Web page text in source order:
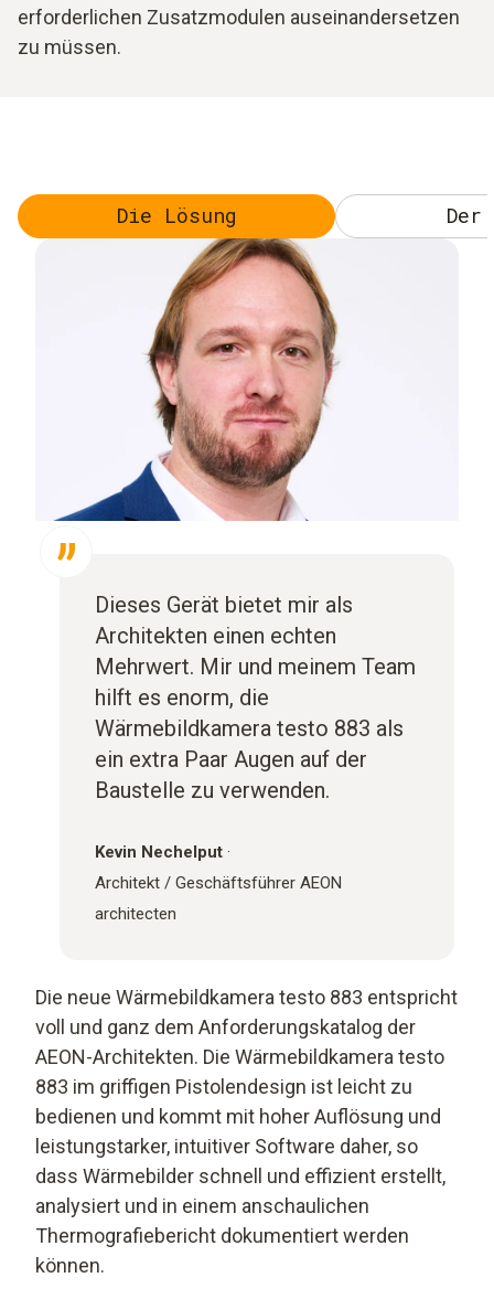
erforderlichen Zusatzmodulen auseinandersetzen
zu müssen.
Die Lösung Der
Dieses Gerät bietet mir als
Architekten einen echten
Mehrwert. Mir und meinem Team
hilft es enorm, die
Wärmebildkamera testo 883 als
ein extra Paar Augen auf der
Baustelle zu verwenden.
Kevin Nechelput ·
Architekt / Geschäftsführer AEON
architecten
Die neue Wärmebildkamera testo 883 entspricht
voll und ganz dem Anforderungskatalog der
AEON-Architekten. Die Wärmebildkamera testo
883 im griffigen Pistolendesign ist leicht zu
bedienen und kommt mit hoher Auflösung und
leistungstarker, intuitiver Software daher, so
dass Wärmebilder schnell und effizient erstellt,
analysiert und in einem anschaulichen
Thermografiebericht dokumentiert werden
können.